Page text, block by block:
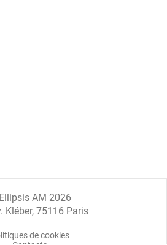
AM 2026
Kléber, 75116 Paris
de cookies